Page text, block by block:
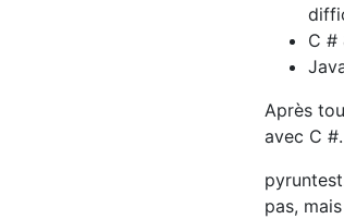
C #
Après
avec C #.
pas,